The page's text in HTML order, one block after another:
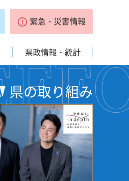
緊急・災害情報
県政情報・統計
県の取り組み